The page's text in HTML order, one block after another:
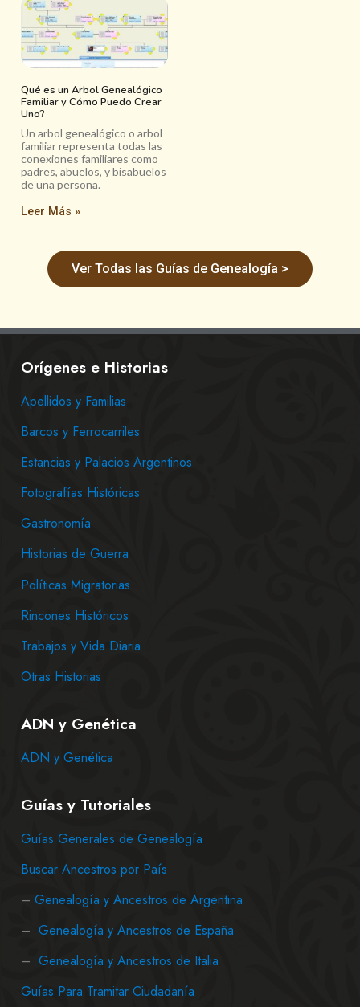
Qué es un Arbol Genealógico
Familiar y Cómo Puedo Crear
Uno?
Un arbol genealógico o arbol
familiar representa todas las
conexiones familiares como
padres, abuelos, y bisabuelos
de una persona.
Leer Más »
Ver Todas las Guías de Genealogía >
Orígenes e Historias
Apellidos y Familias
Barcos y Ferrocarriles
Estancias y Palacios Argentinos
Fotografías Históricas
Gastronomía
Historias de Guerra
Políticas Migratorias
Rincones Históricos
Trabajos y Vida Diaria
Otras Historias
ADN y Genética
ADN y Genética
Guías y Tutoriales
Guías Generales de Genealogía
Buscar Ancestros por País
– Genealogía y Ancestros de Argentina
– Genealogía y Ancestros de España
– Genealogía y Ancestros de Italia
Guías Para Tramitar Ciudadanía